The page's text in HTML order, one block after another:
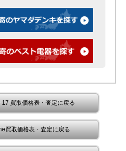
17 買取価格表・査定に戻る
買取価格表・査定に戻る